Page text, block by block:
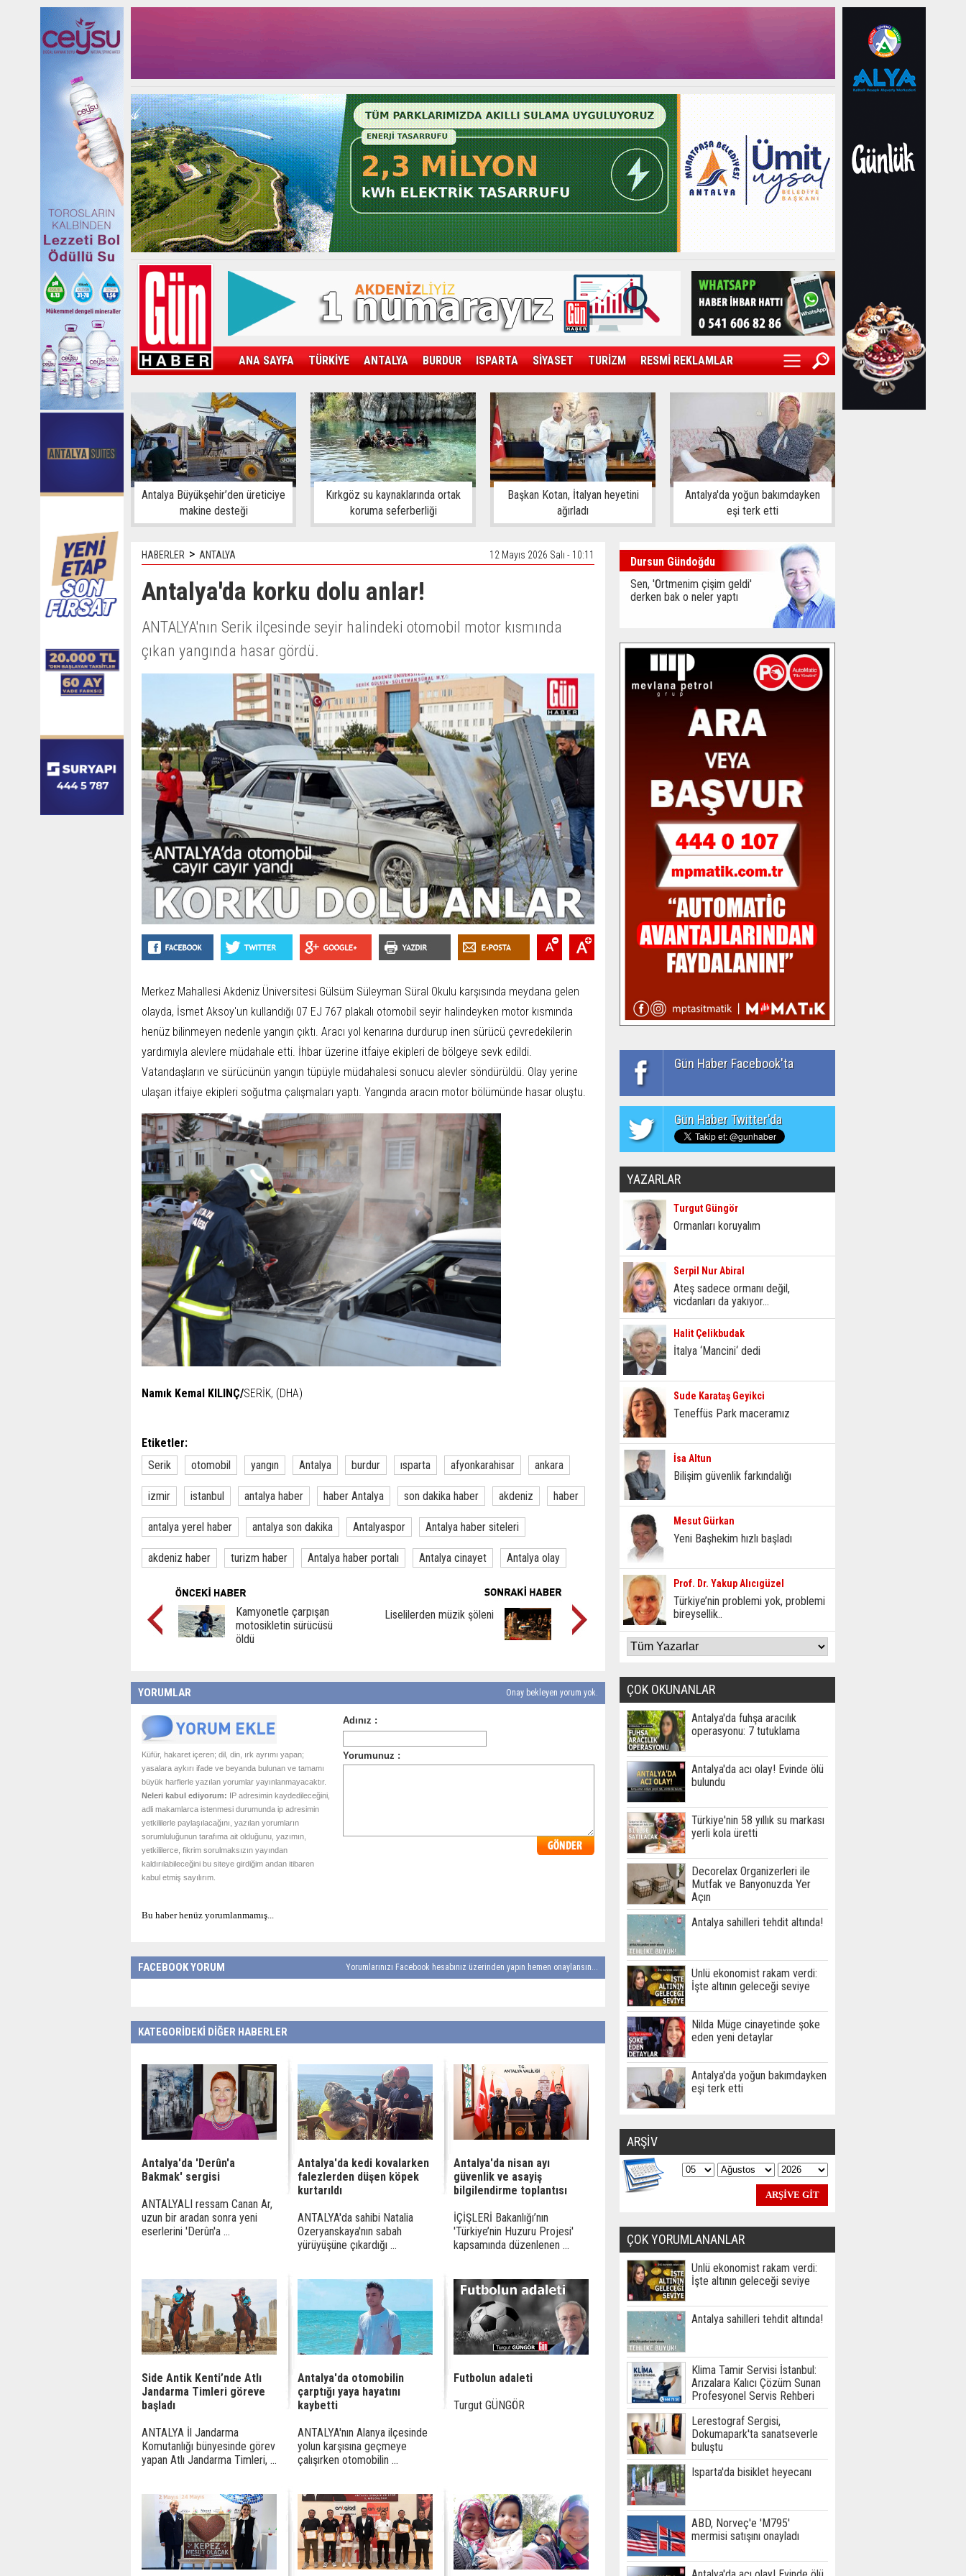
ANA SAYFA TÜRKİYE ANTALYA BURDUR ISPARTA SİYASET TURİZM RESMİ REKLAMLAR
KAMPÜS SPOR GÜN'ÜN ÜRÜNÜ SAĞLIK EKONOMİ DÜNYA
Antalya Büyükşehir’den üreticiye
makine desteği
Kırkgöz su kaynaklarında ortak
koruma seferberliği
Başkan Kotan, İtalyan heyetini
ağırladı
Antalya'da yoğun bakımdayken
eşi terk etti
HABERLER > ANTALYA 12 Mayıs 2026 Salı - 10:11
Antalya'da korku dolu anlar!
ANTALYA'nın Serik ilçesinde seyir halindeki otomobil motor kısmında
çıkan yangında hasar gördü.
Merkez Mahallesi Akdeniz Üniversitesi Gülsüm Süleyman Süral Okulu karşısında meydana gelen
olayda, İsmet Aksoy'un kullandığı 07 EJ 767 plakalı otomobil seyir halindeyken motor kısmında
henüz bilinmeyen nedenle yangın çıktı. Aracı yol kenarına durdurup inen sürücü çevredekilerin
yardımıyla alevlere müdahale etti. İhbar üzerine itfaiye ekipleri de bölgeye sevk edildi.
Vatandaşların ve sürücünün yangın tüpüyle müdahalesi sonucu alevler söndürüldü. Olay yerine
ulaşan itfaiye ekipleri soğutma çalışmaları yaptı. Yangında aracın motor bölümünde hasar oluştu.
Namık Kemal KILINÇ/SERİK, (DHA)
Etiketler:
Serik
otomobil yangın Antalya burdur ısparta afyonkarahisar ankara
izmir istanbul antalya haber haber Antalya son dakika haber akdeniz haber
antalya yerel haber antalya son dakika Antalyaspor Antalya haber siteleri
akdeniz haber turizm haber Antalya haber portalı Antalya cinayet Antalya olay
Kamyonetle çarpışan
motosikletin sürücüsü
öldü
Liselilerden müzik şöleni
YORUMLAR Onay bekleyen yorum yok.
Küfür, hakaret içeren; dil, din, ırk ayrımı yapan;
yasalara aykırı ifade ve beyanda bulunan ve tamamı
büyük harflerle yazılan yorumlar yayınlanmayacaktır.
Neleri kabul ediyorum: IP adresimin kaydedileceğini,
adli makamlarca istenmesi durumunda ip adresimin
yetkililerle paylaşılacağını, yazılan yorumların
sorumluluğunun tarafıma ait olduğunu, yazımın,
yetkililerce, fikrim sorulmaksızın yayından
kaldırılabileceğini bu siteye girdiğim andan itibaren
kabul etmiş sayılırım.
Bu haber henüz yorumlanmamış...
FACEBOOK YORUM Yorumlarınızı Facebook hesabınız üzerinden yapın hemen onaylansın...
KATEGORİDEKİ DİĞER HABERLER
Antalya'da 'Derûn'a
Bakmak' sergisi
ANTALYALI ressam Canan Ar,
uzun bir aradan sonra yeni
eserlerini 'Derûn'a ...
Antalya'da kedi kovalarken
falezlerden düşen köpek
kurtarıldı
ANTALYA'da sahibi Natalia
Ozeryanskaya'nın sabah
yürüyüşüne çıkardığı ...
Antalya'da nisan ayı
güvenlik ve asayiş
bilgilendirme toplantısı
İÇİŞLERİ Bakanlığı’nın
'Türkiye’nin Huzuru Projesi'
kapsamında düzenlenen ...
Side Antik Kenti’nde Atlı
Jandarma Timleri göreve
başladı
ANTALYA İl Jandarma
Komutanlığı bünyesinde görev
yapan Atlı Jandarma Timleri, ...
Antalya'da otomobilin
çarptığı yaya hayatını
kaybetti
ANTALYA'nın Alanya ilçesinde
yolun karşısına geçmeye
çalışırken otomobilin ...
Futbolun adaleti
Turgut GÜNGÖR
Dursun Gündoğdu
Sen, 'Örtmenim çişim geldi'
derken bak o neler yaptı
Gün Haber Facebook'ta
Gün Haber Twitter'da
YAZARLAR
Turgut Güngör
Ormanları koruyalım
Serpil Nur Abiral
Ateş sadece ormanı değil,
vicdanları da yakıyor...
Halit Çelikbudak
İtalya ‘Mancini‘ dedi
Sude Karataş Geyikci
Teneffüs Park maceramız
İsa Altun
Bilişim güvenlik farkındalığı
Mesut Gürkan
Yeni Başhekim hızlı başladı
Prof. Dr. Yakup Alıcıgüzel
Türkiye’nin problemi yok, problemi
bireysellik..
ÇOK OKUNANLAR
Antalya'da fuhşa aracılık
operasyonu: 7 tutuklama
Antalya'da acı olay! Evinde ölü
bulundu
Türkiye'nin 58 yıllık su markası
yerli kola üretti
Decorelax Organizerleri ile
Mutfak ve Banyonuzda Yer
Açın
Antalya sahilleri tehdit altında!
Ünlü ekonomist rakam verdi:
İşte altının geleceği seviye
Nilda Müge cinayetinde şoke
eden yeni detaylar
Antalya'da yoğun bakımdayken
eşi terk etti
ARŞİV
ÇOK YORUMLANANLAR
Ünlü ekonomist rakam verdi:
İşte altının geleceği seviye
Antalya sahilleri tehdit altında!
Klima Tamir Servisi İstanbul:
Arızalara Kalıcı Çözüm Sunan
Profesyonel Servis Rehberi
Lerestograf Sergisi,
Dokumapark'ta sanatseverle
buluştu
Isparta'da bisiklet heyecanı
ABD, Norveç'e 'M795'
mermisi satışını onayladı